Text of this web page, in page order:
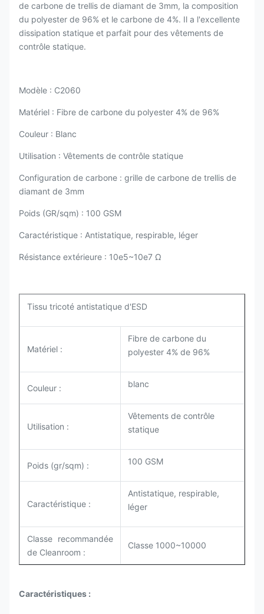
de carbone de trellis de diamant de 3mm, la composition
du polyester de 96% et le carbone de 4%. Il a l'excellente
dissipation statique et parfait pour des vêtements de
contrôle statique.
Modèle : C2060
Matériel : Fibre de carbone du polyester 4% de 96%
Couleur : Blanc
Utilisation : Vêtements de contrôle statique
Configuration de carbone : grille de carbone de trellis de
diamant de 3mm
Poids (GR/sqm) : 100 GSM
Caractéristique : Antistatique, respirable, léger
Résistance extérieure : 10e5~10e7 Ω
Tissu tricoté antistatique d'ESD
Matériel :
Fibre de carbone du
polyester 4% de 96%
Couleur : blanc
Utilisation :
Vêtements de contrôle
statique
Poids (gr/sqm) : 100 GSM
Caractéristique :
Antistatique, respirable,
léger
Classe recommandée
de Cleanroom :
Classe 1000~10000
Caractéristiques :